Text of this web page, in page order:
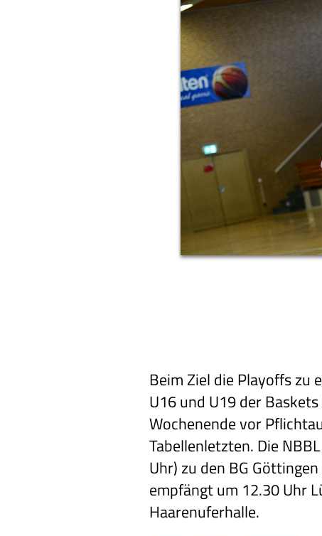
Beim Ziel die Playoffs zu
U16 und U19 der
Wochenende vor
Tabellenletzten. Die
Uhr) zu den BG
empfängt um 12.30 Uhr
Haarenuferhalle.